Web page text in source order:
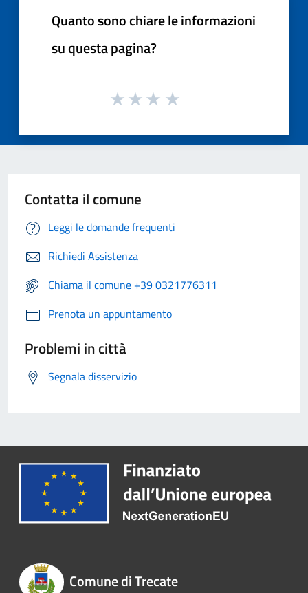
Quanto sono chiare le informazioni
su questa pagina?
Contatta il comune
Leggi le domande frequenti
Richiedi Assistenza
Chiama il comune +39 0321776311
Prenota un appuntamento
Problemi in città
Segnala disservizio
Comune di Trecate